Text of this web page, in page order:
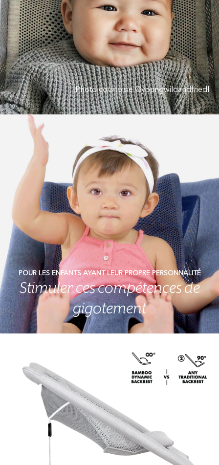
Photo courtoisie @youngwildandfriedl
POUR LES ENFANTS AYANT LEUR PROPRE PERSONNALITÉ
Stimuler ces compétences de
gigotement